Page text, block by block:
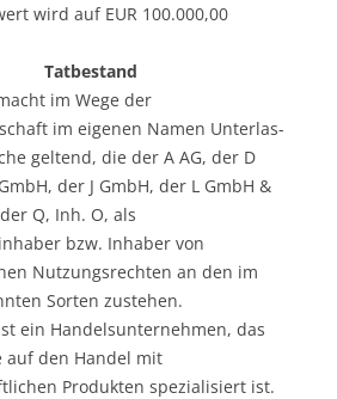
wird auf EUR 100.000,00
Tatbestand
im Wege der
im eigenen Namen Unterlas-
geltend, die der A AG, der D
der J GmbH, der L GmbH &
Q, Inh. O, als
bzw. Inhaber von
Nutzungsrechten an den im
Sorten zustehen.
ein Handelsunternehmen, das
auf den Handel mit
Produkten spezialisiert ist.